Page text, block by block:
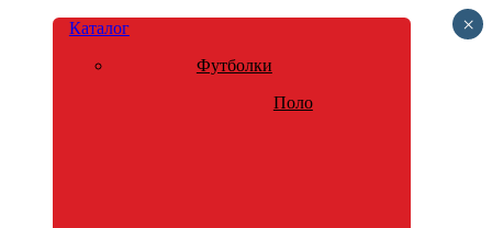
Каталог
Футболки
Поло
×